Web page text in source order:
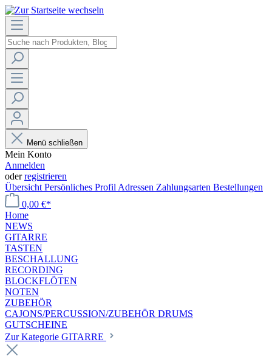
Menü schließen
Mein Konto
Anmelden
oderregistrieren
Übersicht Persönliches Profil Adressen Zahlungsarten Bestellungen
0,00 €*
Home
NEWS
GITARRE
TASTEN
BESCHALLUNG
RECORDING
BLOCKFLÖTEN
NOTEN
ZUBEHÖR
CAJONS/PERCUSSION/ZUBEHÖR DRUMS
GUTSCHEINE
Zur Kategorie GITARRE